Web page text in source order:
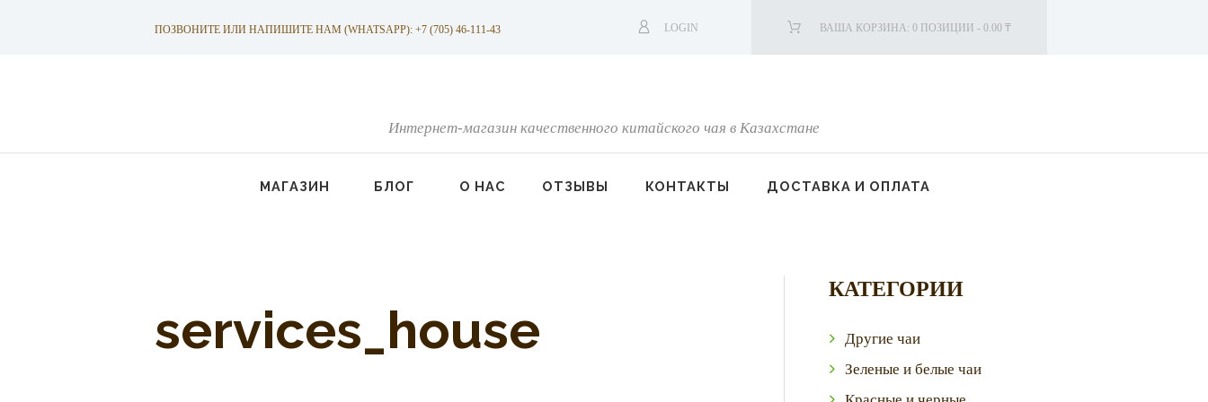
ПОЗВОНИТЕ ИЛИ НАПИШИТЕ НАМ (WHATSAPP): +7 (705) 46-111-43 LOGIN ВАША КОРЗИНА: 0 ПОЗИЦИИ - 0.00 ₸
Интернет-магазин качественного китайского чая в Казахстане
МАГАЗИН БЛОГ О НАС ОТЗЫВЫ КОНТАКТЫ ДОСТАВКА И ОПЛАТА
services_house
КАТЕГОРИИ
Другие чаи
Зеленые и белые чаи